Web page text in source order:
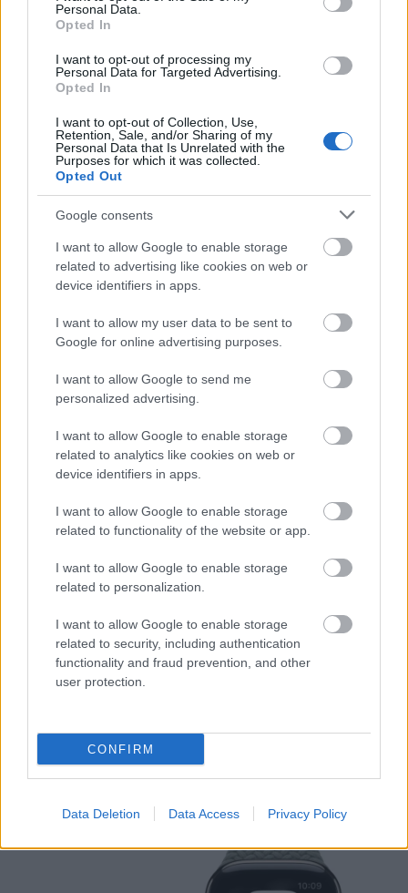
Personal Data.
Opted In
I want to opt-out of processing my
Personal Data for Targeted Advertising.
Opted In
I want to opt-out of Collection, Use,
Retention, Sale, and/or Sharing of my
Personal Data that Is Unrelated with the
Purposes for which it was collected.
Opted Out
Google consents
I want to allow Google to enable storage
related to advertising like cookies on web or
device identifiers in apps.
I want to allow my user data to be sent to
Google for online advertising purposes.
I want to allow Google to send me
personalized advertising.
I want to allow Google to enable storage
related to analytics like cookies on web or
device identifiers in apps.
I want to allow Google to enable storage
related to functionality of the website or app.
I want to allow Google to enable storage
related to personalization.
I want to allow Google to enable storage
related to security, including authentication
functionality and fraud prevention, and other
user protection.
CONFIRM
Data Deletion Data Access Privacy Policy
Ένα βίντεο του 2000 προέβλεψε τα AI chatbots και είναι
ανατριχιαστικό
Ο Νο. 1 DJ στον κόσμο John Digweed στο Πολιτιστικό
Καλοκαίρι του Δήμου Αιγιάλειας ΒΙΝΤΕΟ
Το «αθώο» συμπλήρωμα που μπορεί να βλάψει το